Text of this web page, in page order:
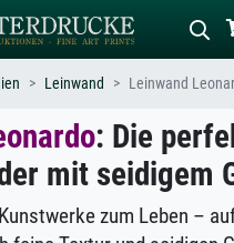
KI-
Werktiteln
Welle
Beschreiben Sie die
Wiese, Abstrakt mit viel
Ölgemälde, Stehender
Baum.
Leinwand Leinwand
: Die
mit seidigem
zum Leben –